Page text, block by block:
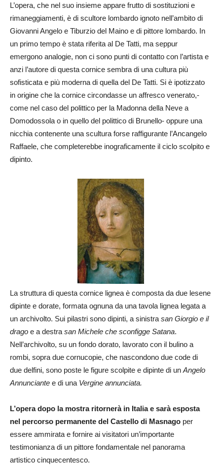
L’opera, che nel suo insieme appare frutto di sostituzioni e
rimaneggiamenti, è di scultore lombardo ignoto nell’ambito di
Giovanni Angelo e Tiburzio del Maino e di pittore lombardo. In
un primo tempo è stata riferita al De Tatti, ma seppur
emergono analogie, non ci sono punti di contatto con l’artista e
anzi l’autore di questa cornice sembra di una cultura più
sofisticata e più moderna di quella del De Tatti. Si è ipotizzato
in origine che la cornice circondasse un affresco venerato,-
come nel caso del polittico per la Madonna della Neve a
Domodossola o in quello del polittico di Brunello- oppure una
nicchia contenente una scultura forse raffigurante l’Ancangelo
Raffaele, che completerebbe inograficamente il ciclo scolpito e
dipinto.
La struttura di questa cornice lignea è composta da due lesene
dipinte e dorate, formata ognuna da una tavola lignea legata a
un archivolto. Sui pilastri sono dipinti, a sinistra san Giorgio e il
drago e a destra san Michele che sconfigge Satana.
Nell’archivolto, su un fondo dorato, lavorato con il bulino a
rombi, sopra due cornucopie, che nascondono due code di
due delfini, sono poste le figure scolpite e dipinte di un Angelo
Annunciante e di una Vergine annunciata.
L’opera dopo la mostra ritornerà in Italia e sarà esposta
nel percorso permanente del Castello di Masnago per
essere ammirata e fornire ai visitatori un’importante
testimonianza di un pittore fondamentale nel panorama
artistico cinquecentesco.